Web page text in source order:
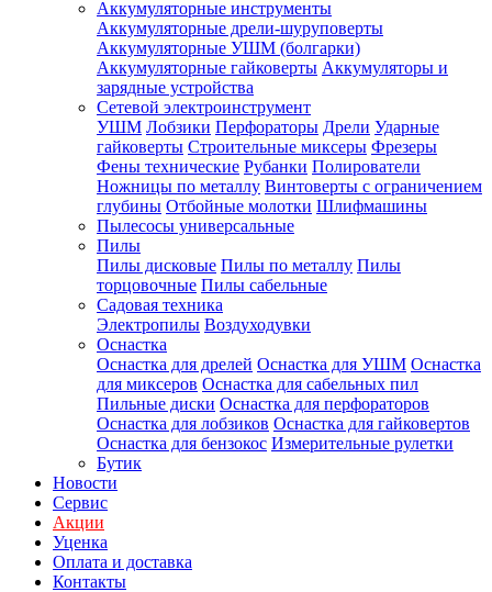
Аккумуляторные инструменты
Аккумуляторные дрели-шуруповерты
Аккумуляторные УШМ (болгарки)
Аккумуляторные гайковерты Аккумуляторы и
зарядные устройства
Сетевой электроинструмент
УШМ Лобзики Перфораторы Дрели Ударные
гайковерты Строительные миксеры Фрезеры
Фены технические Рубанки Полирователи
Ножницы по металлу Винтоверты с ограничением
глубины Отбойные молотки Шлифмашины
Пылесосы универсальные
Пилы
Пилы дисковые Пилы по металлу Пилы
торцовочные Пилы сабельные
Садовая техника
Электропилы Воздуходувки
Оснастка
Оснастка для дрелей Оснастка для УШМ Оснастка
для миксеров Оснастка для сабельных пил
Пильные диски Оснастка для перфораторов
Оснастка для лобзиков Оснастка для гайковертов
Оснастка для бензокос Измерительные рулетки
Бутик
Новости
Сервис
Акции
Уценка
Оплата и доставка
Контакты